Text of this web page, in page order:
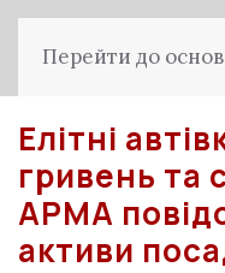
Перейти до
Елітні
гривень та
АРМА
активи